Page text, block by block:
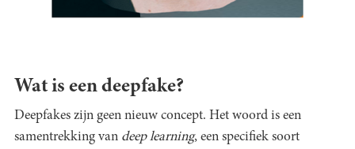
Wat is een deepfake?
Deepfakes zijn geen nieuw concept. Het woord is een
samentrekking van deep learning, een specifiek soort